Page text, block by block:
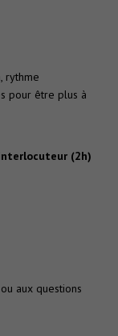
rythme
pour être plus à
(2h)
aux questions